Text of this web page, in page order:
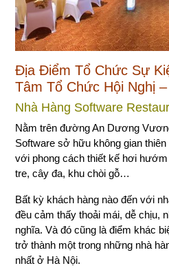
Địa Điểm Tổ Chức Sự
Tâm Tổ Chức Hội Nghị
Nhà Hàng Software
Nằm trên đường An Dương
Software sở hữu không gian
với phong cách thiết kế hơi
tre, cây đa, khu chòi gỗ…
Bất kỳ khách hàng nào đến với
đều cảm thấy thoải mái, dễ chịu,
nghĩa. Và đó cũng là điểm khác
trở thành một trong những nhà
nhất ở Hà Nội.